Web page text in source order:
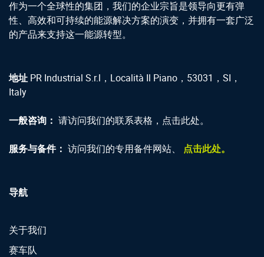
作为一个全球性的集团，我们的企业宗旨是领导向更有弹
性、高效和可持续的能源解决方案的演变，并拥有一套广泛
的产品来支持这一能源转型。
地址 PR Industrial S.r.l，Località Il Piano，53031，SI，
Italy
一般咨询： 请访问我们的联系表格，点击此处。
服务与备件： 访问我们的专用备件网站、 点击此处。
导航
关于我们
赛车队